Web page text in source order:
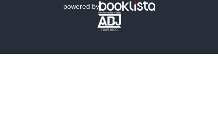
文学
powered by